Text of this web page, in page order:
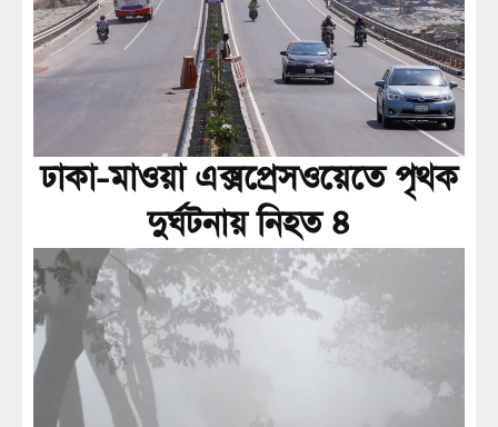
ঢাকা-মাওয়া এক্সপ্রেসওয়েতে পৃথক
দুর্ঘটনায় নিহত ৪